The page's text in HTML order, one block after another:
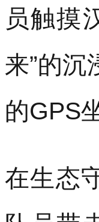
在生态
队员带
林”活